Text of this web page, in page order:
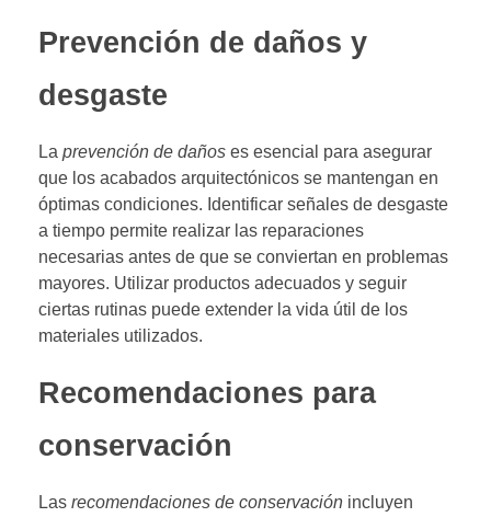
Prevención de daños y
desgaste
La prevención de daños es esencial para asegurar
que los acabados arquitectónicos se mantengan en
óptimas condiciones. Identificar señales de desgaste
a tiempo permite realizar las reparaciones
necesarias antes de que se conviertan en problemas
mayores. Utilizar productos adecuados y seguir
ciertas rutinas puede extender la vida útil de los
materiales utilizados.
Recomendaciones para
conservación
Las recomendaciones de conservación incluyen